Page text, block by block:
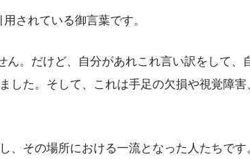
用されている御言葉です。
。だけど、自分があれこれ言い訳をして、
した。そして、これは手足の欠損や視覚障
その場所における一流となった人たちで